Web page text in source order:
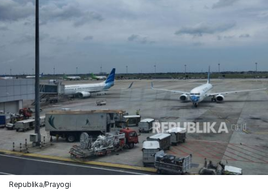
Republika/Prayogi